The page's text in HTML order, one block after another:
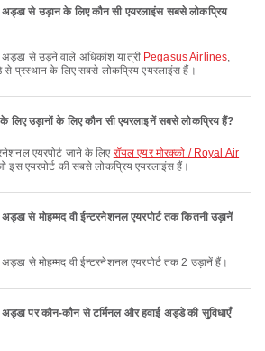
अड्डा से उड़ान के लिए कौन सी एयरलाइंस सबसे लोकप्रिय
अड्डा से उड़ने वाले अधिकांश यात्री Pegasus Airlines,
प्रस्थान के लिए सबसे लोकप्रिय एयरलाइंस हैं।
के लिए उड़ानों के लिए कौन सी एयरलाइनें सबसे लोकप्रिय हैं?
एयरपोर्ट जाने के लिए रॉयल एयर मोरक्को / Royal Air
एयरपोर्ट की सबसे लोकप्रिय एयरलाइंस हैं।
अड्डा से मोहम्मद वी ईन्टरनेशनल एयरपोर्ट तक कितनी उड़ानें
अड्डा से मोहम्मद वी ईन्टरनेशनल एयरपोर्ट तक 2 उड़ानें हैं।
अड्डा पर कौन-कौन से टर्मिनल और हवाई अड्डे की सुविधाएँ